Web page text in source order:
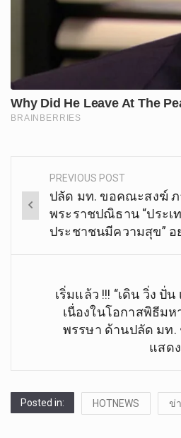
Post
navigation
PREVIOUS POST
ปลัด มท. ขอคณะสงฆ์ ภ
พระราชปณิธาน “ประเ
ประชาชนมีความสุข” อ
เริ่มแล้ว !!! “เดิน วิ่ง ปั่
เนื่องในโอกาสพิธีมห
พรรษา ด้านปลัด มท.
แสด
Posted in: HOTNEWS ข่